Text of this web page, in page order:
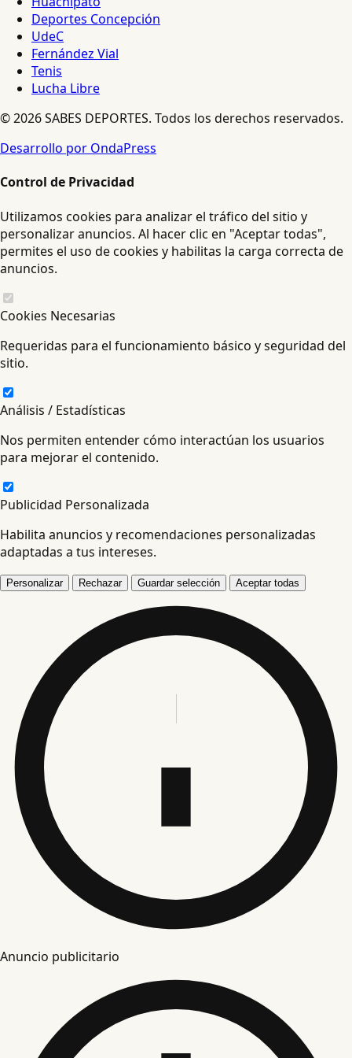
Deportes Concepción
UdeC
Fernández Vial
Tenis
Lucha Libre
© 2026 SABES DEPORTES. Todos los derechos reservados.
Desarrollo por OndaPress
Control de Privacidad
Utilizamos cookies para analizar el tráfico del sitio y
personalizar anuncios. Al hacer clic en "Aceptar todas",
permites el uso de cookies y habilitas la carga correcta de
anuncios.
Cookies Necesarias
Requeridas para el funcionamiento básico y seguridad del
sitio.
Análisis / Estadísticas
Nos permiten entender cómo interactúan los usuarios
para mejorar el contenido.
Publicidad Personalizada
Habilita anuncios y recomendaciones personalizadas
adaptadas a tus intereses.
Personalizar Rechazar Guardar selección Aceptar todas
Anuncio publicitario